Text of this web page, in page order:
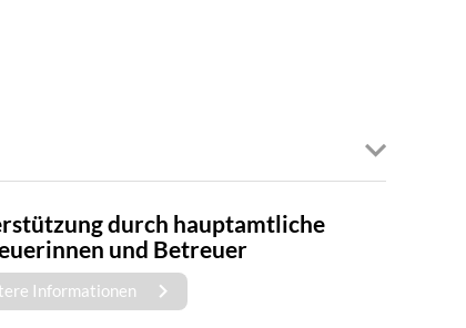
durch hauptamtliche
und Betreuer
Informationen